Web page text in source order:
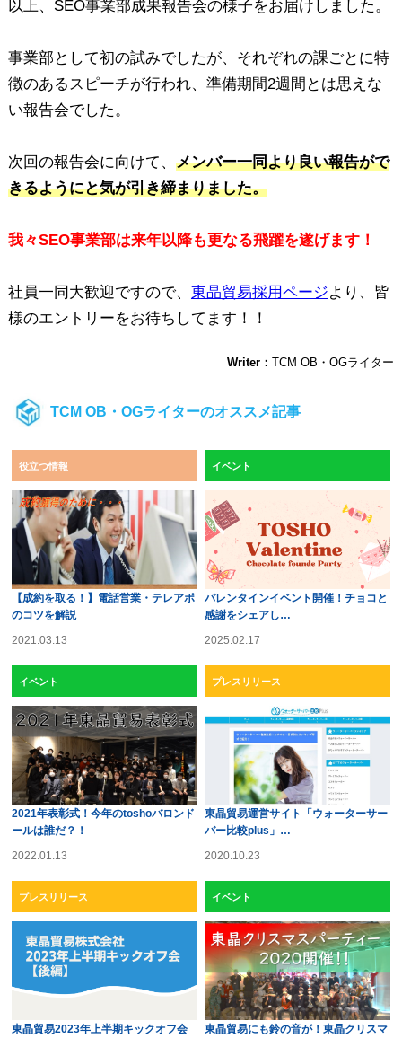
以上、SEO事業部成果報告会の様子をお届けしました。
事業部として初の試みでしたが、それぞれの課ごとに特
徴のあるスピーチが行われ、準備期間2週間とは思えな
い報告会でした。
次回の報告会に向けて、 メンバー一同より良い報告がで
きるようにと気が引き締まりました。
我々SEO事業部は来年以降も更なる飛躍を遂げます！
社員一同大歓迎ですので、 東晶貿易採用ページより、皆
様のエントリーをお待ちしてます！！
Writer：TCM OB・OGライター
TCM OB・OGライターのオススメ記事
役立つ情報
【成約を取る！】電話営業・テレアポ
のコツを解説
2021.03.13
イベント
バレンタインイベント開催！チョコと
感謝をシェアし…
2025.02.17
イベント
2021年表彰式！今年のtoshoバロンド
ールは誰だ？！
2022.01.13
プレスリリース
東晶貿易運営サイト「ウォーターサー
バー比較plus」…
2020.10.23
プレスリリース
東晶貿易2023年上半期キックオフ会
イベント
東晶貿易にも鈴の音が！東晶クリスマ